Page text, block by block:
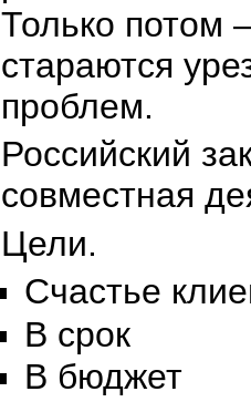
Только потом
стараются
проблем.
Российский
совместная
Цели.
Счастье
В срок
В бюджет